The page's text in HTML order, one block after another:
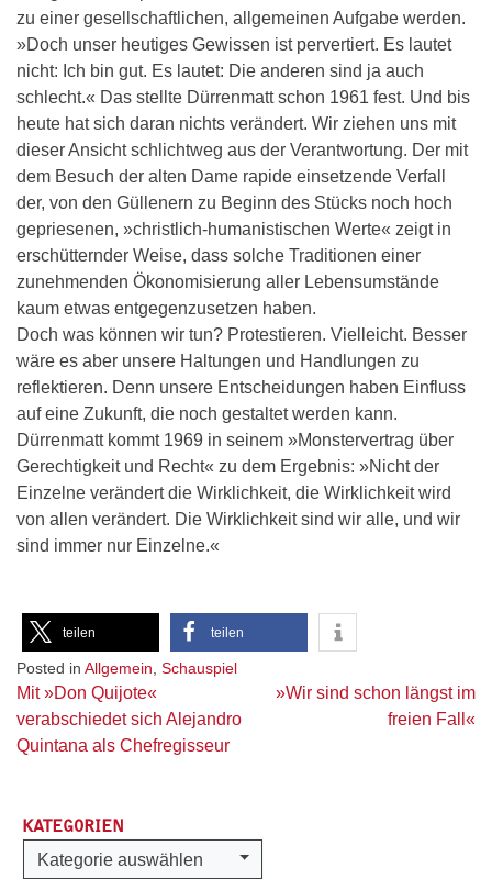
zu einer gesellschaftlichen, allgemeinen Aufgabe werden.
»Doch unser heutiges Gewissen ist pervertiert. Es lautet
nicht: Ich bin gut. Es lautet: Die anderen sind ja auch
schlecht.« Das stellte Dürrenmatt schon 1961 fest. Und bis
heute hat sich daran nichts verändert. Wir ziehen uns mit
dieser Ansicht schlichtweg aus der Verantwortung. Der mit
dem Besuch der alten Dame rapide einsetzende Verfall
der, von den Güllenern zu Beginn des Stücks noch hoch
gepriesenen, »christlich-humanistischen Werte« zeigt in
erschütternder Weise, dass solche Traditionen einer
zunehmenden Ökonomisierung aller Lebensumstände
kaum etwas entgegenzusetzen haben.
Doch was können wir tun? Protestieren. Vielleicht. Besser
wäre es aber unsere Haltungen und Handlungen zu
reflektieren. Denn unsere Entscheidungen haben Einfluss
auf eine Zukunft, die noch gestaltet werden kann.
Dürrenmatt kommt 1969 in seinem »Monstervertrag über
Gerechtigkeit und Recht« zu dem Ergebnis: »Nicht der
Einzelne verändert die Wirklichkeit, die Wirklichkeit wird
von allen verändert. Die Wirklichkeit sind wir alle, und wir
sind immer nur Einzelne.«
teilen teilen
Posted in Allgemein Schauspiel
Beitragsnavigation
Mit »Don Quijote«
verabschiedet sich Alejandro
Quintana als Chefregisseur
»Wir sind schon längst im
freien Fall«
KATEGORIEN
Kategorien
Kategorie auswählen